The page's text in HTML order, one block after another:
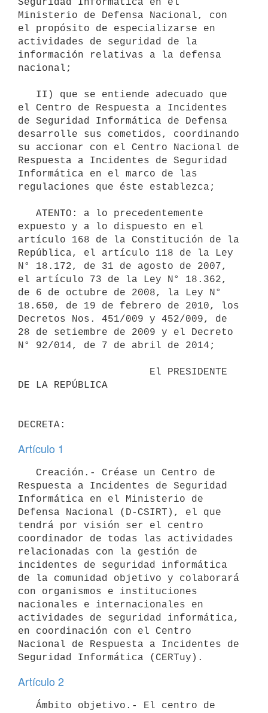
Ministerio de Defensa Nacional, con
el propósito de especializarse en
actividades de seguridad de la
información relativas a la defensa
nacional;
el Centro de Respuesta a Incidentes
de Seguridad Informática de Defensa
desarrolle sus cometidos, coordinando
su accionar con el Centro Nacional de
Respuesta a Incidentes de Seguridad
Informática en el marco de las
regulaciones que éste establezca;
expuesto y a lo dispuesto en el
artículo 168 de la Constitución de la
República, el artículo 118 de la Ley
N° 18.172, de 31 de agosto de 2007,
el artículo 73 de la Ley N° 18.362,
de 6 de octubre de 2008, la Ley N°
18.650, de 19 de febrero de 2010, los
Decretos Nos. 451/009 y 452/009, de
28 de setiembre de 2009 y el Decreto
N° 92/014, de 7 de abril de 2014;
DE LA REPÚBLICA
Artículo 1
Respuesta a Incidentes de Seguridad
Informática en el Ministerio de
Defensa Nacional (D-CSIRT), el que
tendrá por visión ser el centro
coordinador de todas las actividades
relacionadas con la gestión de
incidentes de seguridad informática
de la comunidad objetivo y colaborará
con organismos e instituciones
nacionales e internacionales en
actividades de seguridad informática,
en coordinación con el Centro
Nacional de Respuesta a Incidentes de
Artículo 2